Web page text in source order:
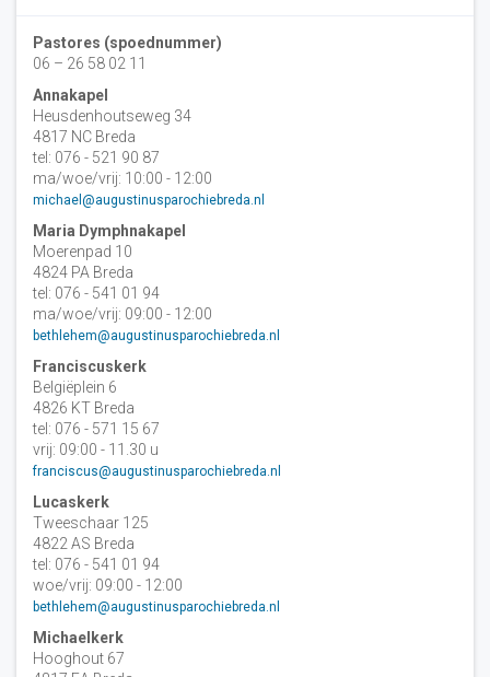
Pastores (spoednummer)
06 – 26 58 02 11
Annakapel
Heusdenhoutseweg 34
4817 NC Breda
tel: 076 - 521 90 87
ma/woe/vrij: 10:00 - 12:00
michael@augustinusparochiebreda.nl
Maria Dymphnakapel
Moerenpad 10
4824 PA Breda
tel: 076 - 541 01 94
ma/woe/vrij: 09:00 - 12:00
bethlehem@augustinusparochiebreda.nl
Franciscuskerk
Belgiëplein 6
4826 KT Breda
tel: 076 - 571 15 67
vrij: 09:00 - 11.30 u
franciscus@augustinusparochiebreda.nl
Lucaskerk
Tweeschaar 125
4822 AS Breda
tel: 076 - 541 01 94
woe/vrij: 09:00 - 12:00
bethlehem@augustinusparochiebreda.nl
Michaelkerk
Hooghout 67